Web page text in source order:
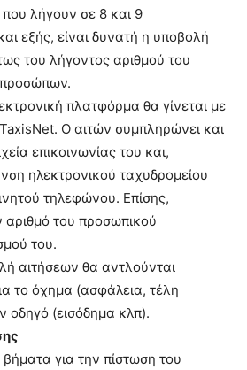
λήγουν σε 8 και 9
εξής, είναι δυνατή η υποβολή
του λήγοντος αριθμού του
πλατφόρμα θα γίνεται με
Ο αιτών συμπληρώνει και
επικοινωνίας του και,
ηλεκτρονικού ταχυδρομείου
τηλεφώνου. Επίσης,
αριθμό του προσωπικού
του.
αιτήσεων θα αντλούνται
το όχημα (ασφάλεια, τέλη
οδηγό (εισόδημα κλπ).
για την πίστωση του